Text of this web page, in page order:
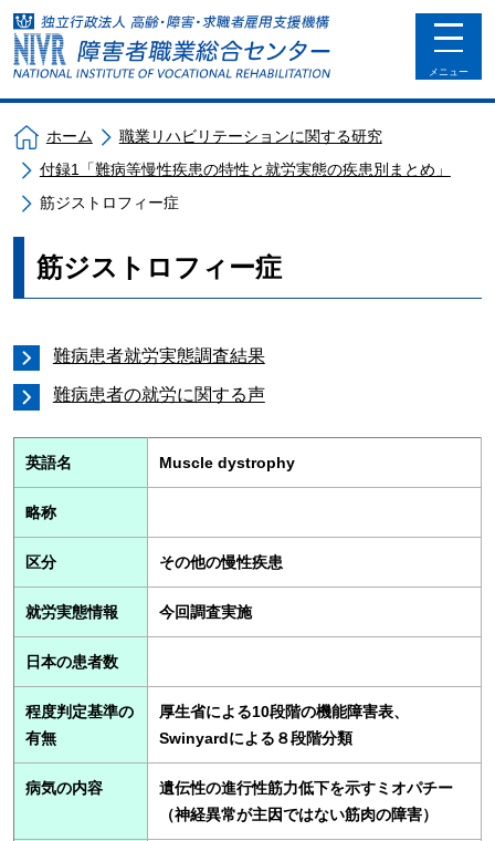
toggle
メニュー
ホーム
職業リハビリテーションに関する研究
付録1「難病等慢性疾患の特性と就労実態の疾患別まとめ」
筋ジストロフィー症
筋ジストロフィー症
難病患者就労実態調査結果
難病患者の就労に関する声
英語名 Muscle dystrophy
略称
区分 その他の慢性疾患
就労実態情報 今回調査実施
日本の患者数
程度判定基準の
有無
厚生省による10段階の機能障害表、
Swinyardによる８段階分類
病気の内容
遺伝性の進行性筋力低下を示すミオパチー
（神経異常が主因ではない筋肉の障害）